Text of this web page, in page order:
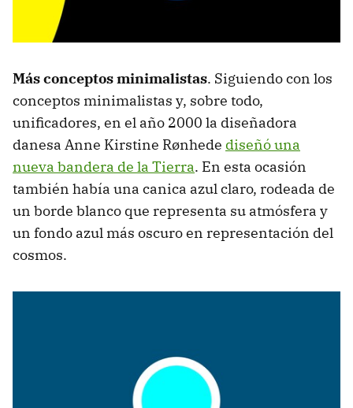
Más conceptos minimalistas. Siguiendo con los
conceptos minimalistas y, sobre todo,
unificadores, en el año 2000 la diseñadora
danesa Anne Kirstine Rønhede diseñó una
nueva bandera de la Tierra. En esta ocasión
también había una canica azul claro, rodeada de
un borde blanco que representa su atmósfera y
un fondo azul más oscuro en representación del
cosmos.